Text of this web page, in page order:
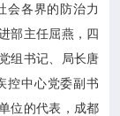


会各界的防治力
部主任屈燕，四
组书记、局长唐
控中心党委副书
位的代表，成都